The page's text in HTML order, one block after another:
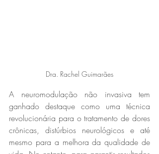
Dra. Rachel Guimarães
A neuromodulação não invasiva tem
ganhado destaque como uma técnica
revolucionária para o tratamento de dores
crônicas, distúrbios neurológicos e até
mesmo para a melhora da qualidade de